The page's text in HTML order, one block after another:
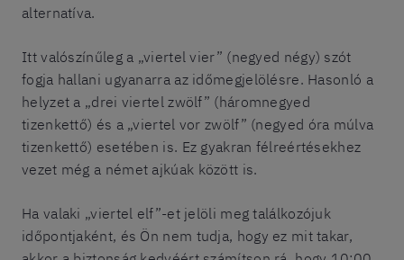
alternatíva.
Itt valószínűleg a „viertel vier” (negyed négy) szót
fogja hallani ugyanarra az időmegjelölésre. Hasonló a
helyzet a „drei viertel zwölf” (háromnegyed
tizenkettő) és a „viertel vor zwölf” (negyed óra múlva
tizenkettő) esetében is. Ez gyakran félreértésekhez
vezet még a német ajkúak között is.
Ha valaki „viertel elf”-et jelöli meg találkozójuk
időpontjaként, és Ön nem tudja, hogy ez mit takar,